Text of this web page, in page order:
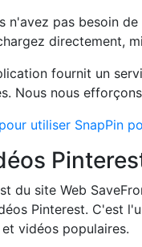
n'avez pas besoin
directement,
fournit un
Nous nous
utiliser SnapPin
du site Web
Pinterest. C'est
vidéos populaires.